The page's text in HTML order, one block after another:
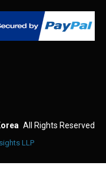
All Rights Reserved
LLP